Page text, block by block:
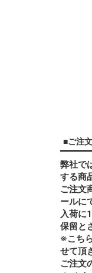
■ご注
弊社で
する商
ご注文
ールに
入荷に
保留と
※こち
せて頂
ご注文